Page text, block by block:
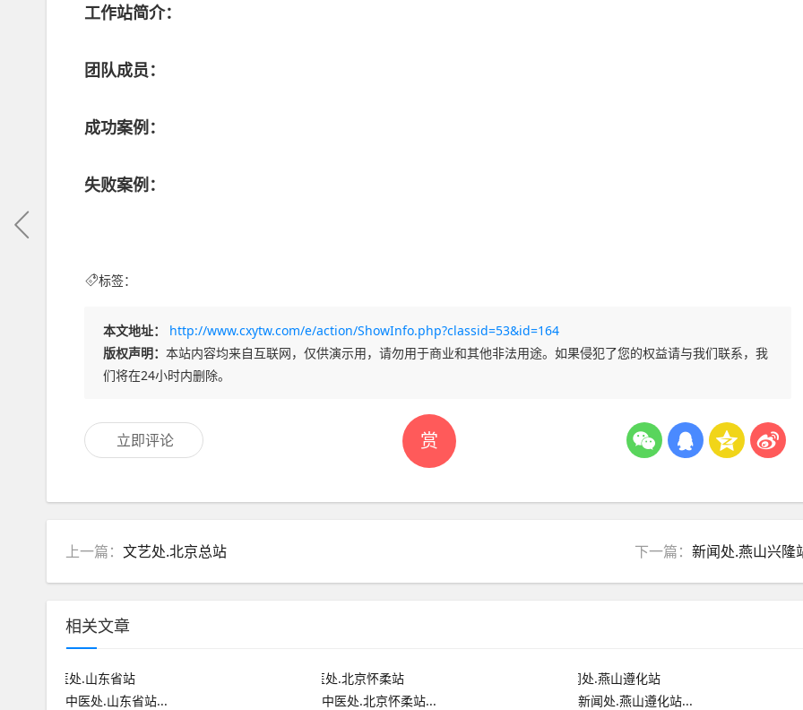
工作站简介：
团队成员：
成功案例：
失败案例：
标签：
赏
本文地址：
http://www.cxytw.com/e/action/ShowInfo.php?classid=53&id=164
版权声明： 本站内容均来自互联网，仅供演示用，请勿用于商业和其他非法用途。如果侵犯了您的权益请与我们联系，我
们将在24小时内删除。
立即评论
上一篇： 文艺处.北京总站 下一篇： 新闻处.燕山兴隆
相关文章
中医处.山东省站... 中医处.北京怀柔站... 新闻处.燕山遵化站...